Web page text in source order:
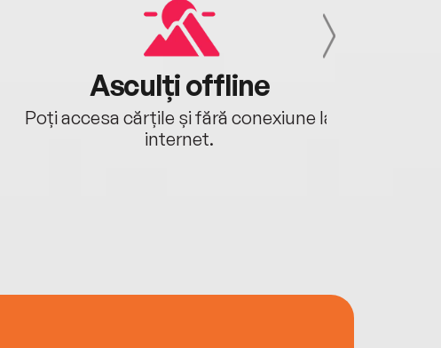
Asculți offline
Poți accesa cărțile și fără conexiune la
internet.